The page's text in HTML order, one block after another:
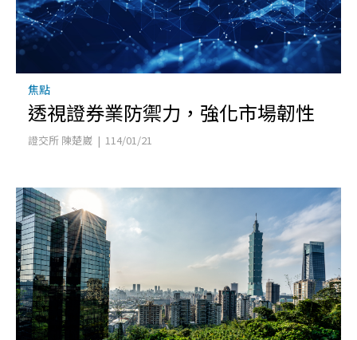
焦點
透視證券業防禦力，強化市場韌性
證交所 陳楚崴 | 114/01/21